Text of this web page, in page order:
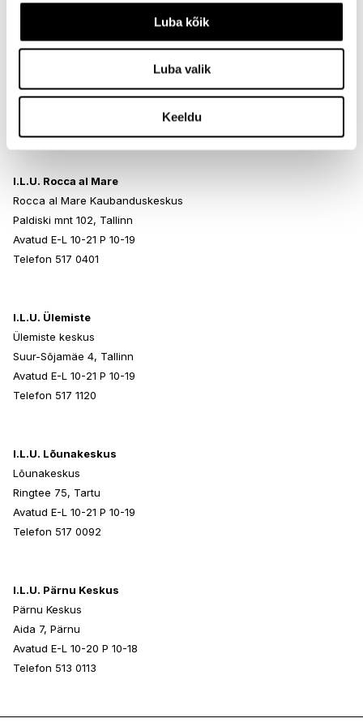
Luba kõik
Luba valik
Keeldu
I.L.U. Kristiine
Avatud E-L 10-21 P 10-19
I.L.U. Rocca al Mare
Rocca al Mare Kaubanduskeskus
Paldiski mnt 102, Tallinn
Avatud E-L 10-21 P 10-19
Telefon 517 0401
I.L.U. Ülemiste
Ülemiste keskus
Suur-Sõjamäe 4, Tallinn
Avatud E-L 10-21 P 10-19
Telefon 517 1120
I.L.U. Lõunakeskus
Lõunakeskus
Ringtee 75, Tartu
Avatud E-L 10-21 P 10-19
Telefon 517 0092
I.L.U. Pärnu Keskus
Pärnu Keskus
Aida 7, Pärnu
Avatud E-L 10-20 P 10-18
Telefon 513 0113